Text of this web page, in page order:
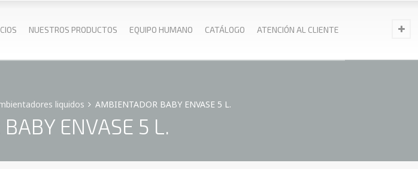
NUESTROS PRODUCTOS EQUIPO HUMANO CATÁLOGO ATENCIÓN AL CLIENTE
liquidos AMBIENTADOR BABY ENVASE 5 L.
ENVASE 5 L.